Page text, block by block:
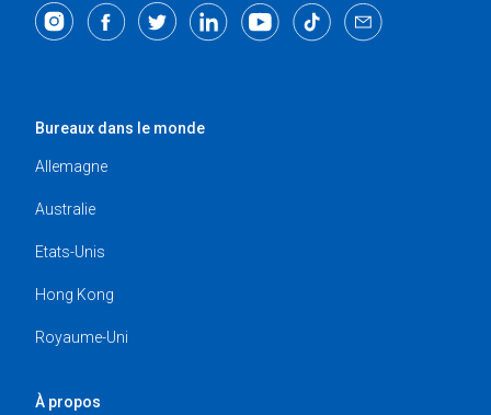
Bureaux dans le monde
Allemagne
Australie
Etats-Unis
Hong Kong
Royaume-Uni
À propos